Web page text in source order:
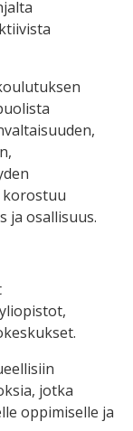
korostuu
ja osallisuus.
jotka
oppimiselle ja